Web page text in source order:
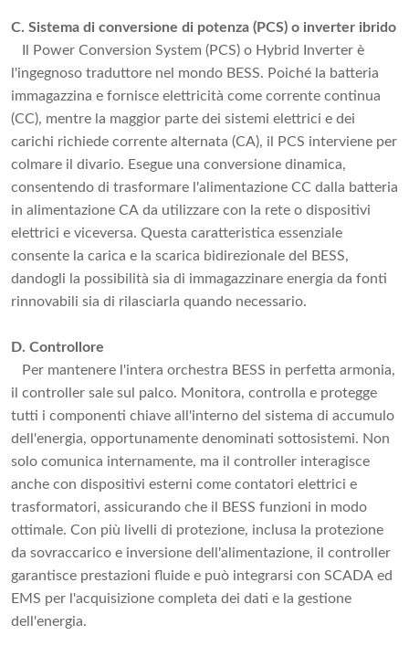
C. Sistema di conversione di potenza (PCS) o inverter ibrido
Il Power Conversion System (PCS) o Hybrid Inverter è
l'ingegnoso traduttore nel mondo BESS. Poiché la batteria
immagazzina e fornisce elettricità come corrente continua
(CC), mentre la maggior parte dei sistemi elettrici e dei
carichi richiede corrente alternata (CA), il PCS interviene per
colmare il divario. Esegue una conversione dinamica,
consentendo di trasformare l'alimentazione CC dalla batteria
in alimentazione CA da utilizzare con la rete o dispositivi
elettrici e viceversa. Questa caratteristica essenziale
consente la carica e la scarica bidirezionale del BESS,
dandogli la possibilità sia di immagazzinare energia da fonti
rinnovabili sia di rilasciarla quando necessario.
D. Controllore
Per mantenere l'intera orchestra BESS in perfetta armonia,
il controller sale sul palco. Monitora, controlla e protegge
tutti i componenti chiave all'interno del sistema di accumulo
dell'energia, opportunamente denominati sottosistemi. Non
solo comunica internamente, ma il controller interagisce
anche con dispositivi esterni come contatori elettrici e
trasformatori, assicurando che il BESS funzioni in modo
ottimale. Con più livelli di protezione, inclusa la protezione
da sovraccarico e inversione dell'alimentazione, il controller
garantisce prestazioni fluide e può integrarsi con SCADA ed
EMS per l'acquisizione completa dei dati e la gestione
dell'energia.